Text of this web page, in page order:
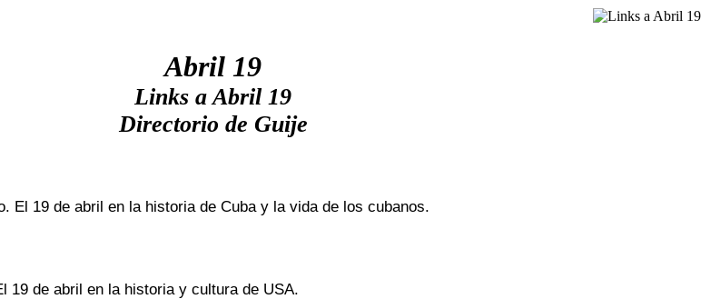
Abril 19
Links a Abril 19
Directorio de Guije
El 19 de abril en la historia de Cuba y la vida de los cubanos.
19 de abril en la historia y cultura de USA.